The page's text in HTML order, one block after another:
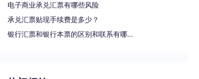
电子商业承兑汇票有哪些风险
承兑汇票贴现手续费是多少？
银行汇票和银行本票的区别和联系有哪些（一文读懂支票、本票和汇票的区别）